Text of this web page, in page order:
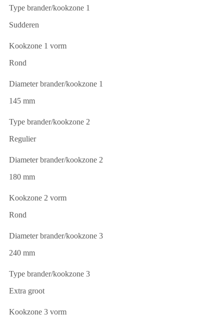
Type brander/kookzone 1
Sudderen
Kookzone 1 vorm
Rond
Diameter brander/kookzone 1
145 mm
Type brander/kookzone 2
Regulier
Diameter brander/kookzone 2
180 mm
Kookzone 2 vorm
Rond
Diameter brander/kookzone 3
240 mm
Type brander/kookzone 3
Extra groot
Kookzone 3 vorm